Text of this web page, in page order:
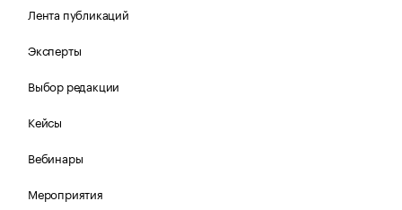
Лента публикаций
Эксперты
Выбор редакции
Кейсы
Вебинары
Мероприятия